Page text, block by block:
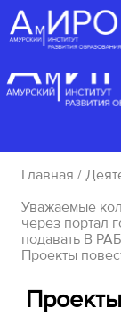
Главная /
Уважаемые
через портал
подавать В
Проекты